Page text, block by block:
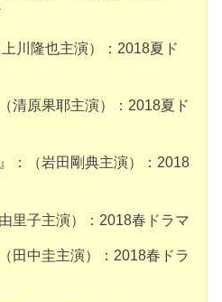
川隆也主演）：2018夏ド
清原果耶主演）：2018夏ド
』：（岩田剛典主演）：2018
里子主演）：2018春ドラマ
田中圭主演）：2018春ドラ